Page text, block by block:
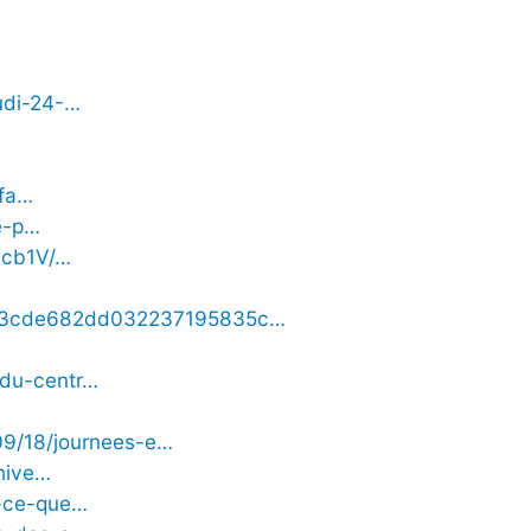
24-…
p…
…
centr…
18/journees-e…
que…